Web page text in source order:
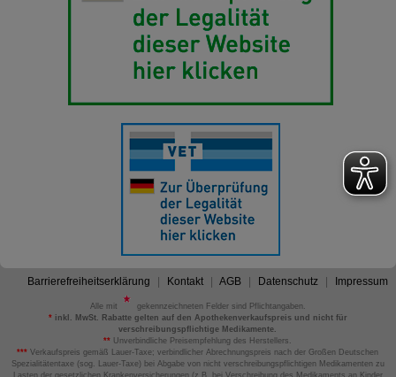
Barrierefreiheitserklärung Kontakt AGB Datenschutz Impressum
Alle mit
gekennzeichneten Felder sind Pflichtangaben.
*inkl. MwSt. Rabatte gelten auf den Apothekenverkaufspreis und nicht für
verschreibungspflichtige Medikamente.
** Unverbindliche Preisempfehlung des Herstellers.
*** Verkaufspreis gemäß Lauer-Taxe; verbindlicher Abrechnungspreis nach der Großen Deutschen
Spezialitätentaxe (sog. Lauer-Taxe) bei Abgabe von nicht verschreibungspflichtigen Medikamenten zu
Lasten der gesetzlichen Krankenversicherungen (z.B. bei Verschreibung des Medikaments an Kinder